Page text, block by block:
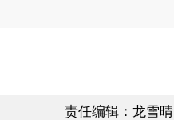
责任编辑：龙雪晴